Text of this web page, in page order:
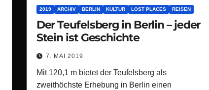
2019 ARCHIV BERLIN KULTUR LOST PLACES REISEN
Der Teufelsberg in Berlin – jeder
Stein ist Geschichte
7. MAI 2019
Mit 120,1 m bietet der Teufelsberg als
zweithöchste Erhebung in Berlin einen